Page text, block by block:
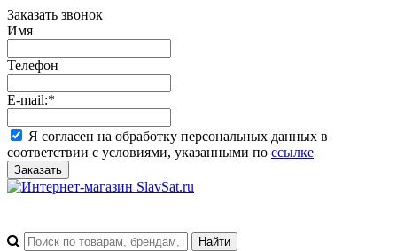
Заказать звонок
Имя
Телефон
E-mail:*
Я согласен на обработку персональных данных в
соответствии с условиями, указанными по ссылке
Заказать